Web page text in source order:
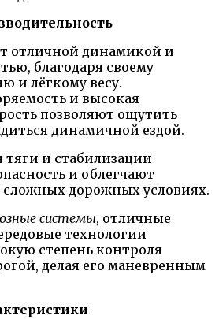
отличной динамикой и
благодаря своему
и лёгкому весу.
и высокая
позволяют ощутить
динамичной ездой.
и стабилизации
и облегчают
сложных дорожных условиях.
системы, отличные
технологии
степень контроля
делая его маневренным